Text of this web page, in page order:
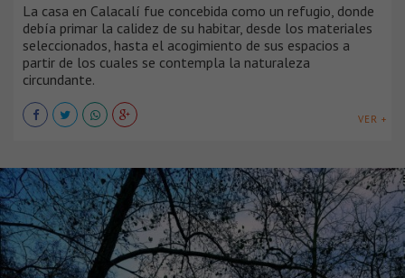
La casa en Calacalí fue concebida como un refugio, donde
debía primar la calidez de su habitar, desde los materiales
seleccionados, hasta el acogimiento de sus espacios a
partir de los cuales se contempla la naturaleza
circundante.
VER +